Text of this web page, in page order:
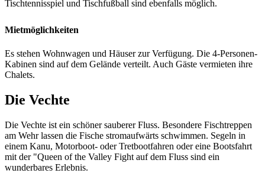
Tischtennisspiel und Tischfußball sind ebenfalls möglich.
Mietmöglichkeiten
Es stehen Wohnwagen und Häuser zur Verfügung. Die 4-Personen-
Kabinen sind auf dem Gelände verteilt. Auch Gäste vermieten ihre
Chalets.
Die Vechte
Die Vechte ist ein schöner sauberer Fluss. Besondere Fischtreppen
am Wehr lassen die Fische stromaufwärts schwimmen. Segeln in
einem Kanu, Motorboot- oder Tretbootfahren oder eine Bootsfahrt
mit der "Queen of the Valley Fight auf dem Fluss sind ein
wunderbares Erlebnis.